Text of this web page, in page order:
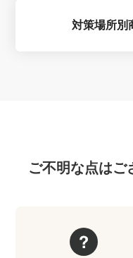
対策場所別
ご不明な点はご